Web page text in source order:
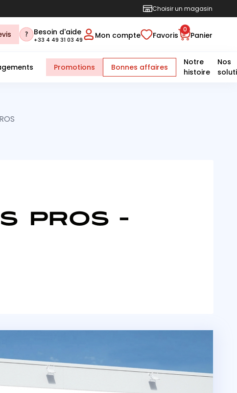
Choisir un magasin
Besoin d'aide
+33 4 49 31 03 49 Mon compte Favoris
0
Panier
Promotions Bonnes affaires
Notre
histoire
Nos
PROS -